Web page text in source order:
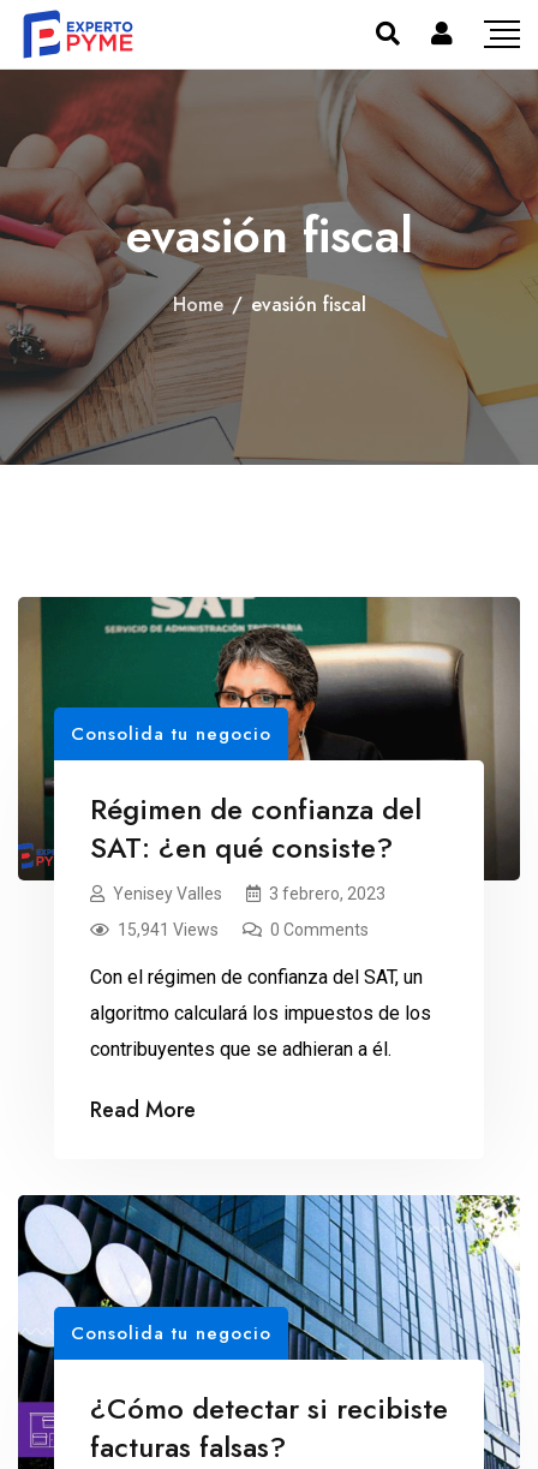
evasión fiscal
Home / evasión fiscal
Consolida tu negocio
Régimen de confianza del
SAT: ¿en qué consiste?
Yenisey Valles
3 febrero, 2023
15,941 Views
0 Comments
Con el régimen de confianza del SAT, un
algoritmo calculará los impuestos de los
contribuyentes que se adhieran a él.
Read More
Consolida tu negocio
¿Cómo detectar si recibiste
facturas falsas?